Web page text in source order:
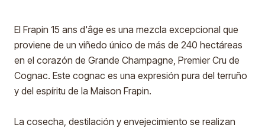
El Frapin 15 ans d'âge es una mezcla excepcional que
proviene de un viñedo único de más de 240 hectáreas
en el corazón de Grande Champagne, Premier Cru de
Cognac. Este cognac es una expresión pura del terruño
y del espíritu de la Maison Frapin.
La cosecha, destilación y envejecimiento se realizan